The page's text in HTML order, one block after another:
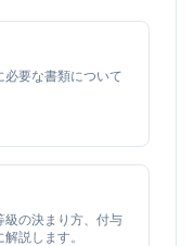
必要な書類について
級の決まり方、付与
説します。